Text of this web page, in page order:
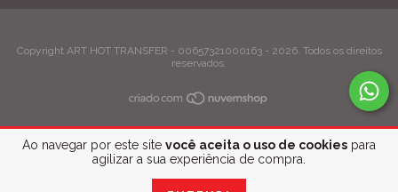
Ao navegar por este site você aceita o uso de cookies para
agilizar a sua experiência de compra.
Copyright ART HOT TRANSFER - 00657321000163 - 2026. Todos os direitos
reservados.